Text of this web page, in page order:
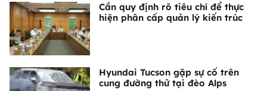
Cần quy định rõ tiêu chí để thực
hiện phân cấp quản lý kiến trúc
Hyundai Tucson gặp sự cố trên
cung đường thử tại đèo Alps